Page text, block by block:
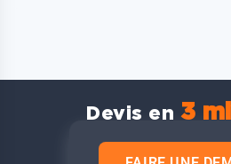
Devis en 3